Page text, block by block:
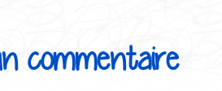
commentaire